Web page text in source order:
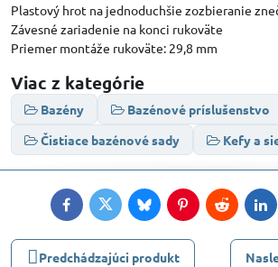
Plastový hrot na jednoduchšie zozbieranie
Závesné zariadenie na konci rukoväte
Priemer montáže rukoväte: 29,8 mm
Viac z kategórie
Bazény
Bazénové príslušenstvo
Čistiace bazénové sady
Kefy a
FacebookTwitterBlueskyPinterestReddit
Predchádzajúci produkt